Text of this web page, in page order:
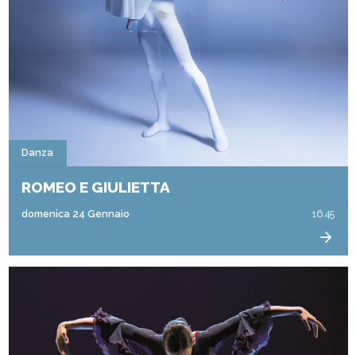
Danza
ROMEO E GIULIETTA
domenica 24 Gennaio 16:45